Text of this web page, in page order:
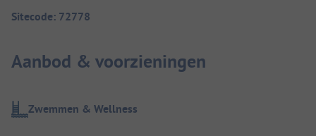
Sitecode: 72778
Aanbod & voorzieningen
Zwemmen & Wellness